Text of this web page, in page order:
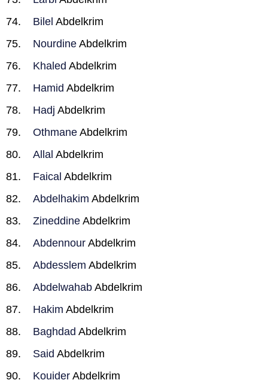
Bilel Abdelkrim
Nourdine Abdelkrim
Khaled Abdelkrim
Hamid Abdelkrim
Hadj Abdelkrim
Othmane Abdelkrim
Allal Abdelkrim
Faical Abdelkrim
Abdelhakim Abdelkrim
Zineddine Abdelkrim
Abdennour Abdelkrim
Abdesslem Abdelkrim
Abdelwahab Abdelkrim
Hakim Abdelkrim
Baghdad Abdelkrim
Said Abdelkrim
Kouider Abdelkrim